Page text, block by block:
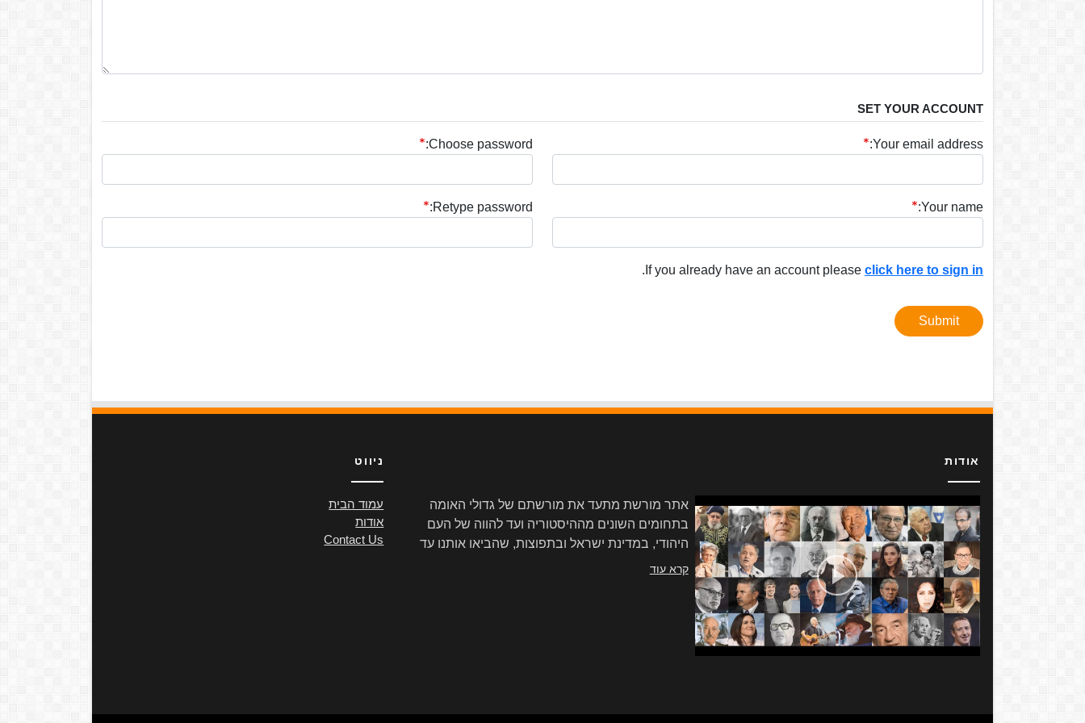
SET YOUR ACCOUNT
Your email address:
Your name:
Choose password:
Retype password:
If you already have an account please click here to sign in
.
Submit
אודות
אתר מורשת מתעד את מורשתם של גדולי האומה
בתחומים השונים מההיסטוריה ועד להווה של העם
היהודי, במדינת ישראל ובתפוצות, שהביאו אותנו עד
קרא עוד
ניווט
עמוד הבית
אודות
Contact Us